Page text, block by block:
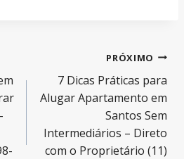
PRÓXIMO
7 Dicas Práticas para
Alugar Apartamento em
Santos Sem
Intermediários – Direto
com o Proprietário (11)